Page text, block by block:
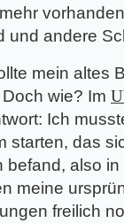
und andere
mein altes
wie? Im
Ich
starten, das
also in
meine
freilich